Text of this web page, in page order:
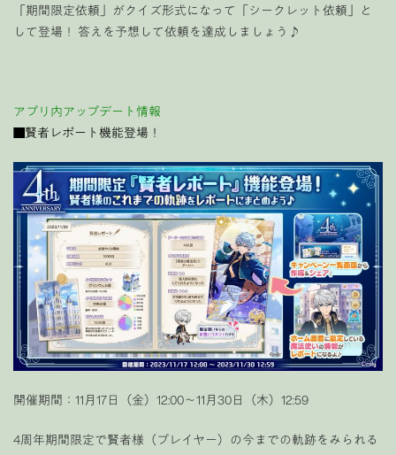
「期間限定依頼」がクイズ形式になって「シークレット依頼」と
して登場！ 答えを予想して依頼を達成しましょう♪
アプリ内アップデート情報
■賢者レポート機能登場！
開催期間：11月17日（金）12:00〜11月30日（木）12:59
4周年期間限定で賢者様（プレイヤー）の今までの軌跡をみられる